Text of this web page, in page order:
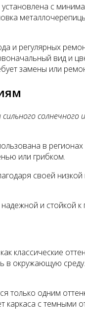
с
и регулярных
вид и
замены или
в
или грибком.
своей
и стойкой
классические
только одним
с темными